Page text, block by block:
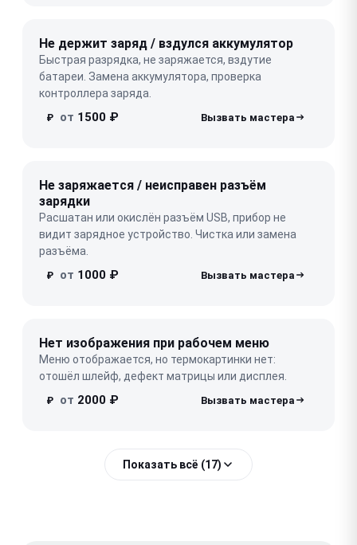
Не держит заряд / вздулся аккумулятор
Быстрая разрядка, не заряжается, вздутие
батареи. Замена аккумулятора, проверка
контроллера заряда.
₽ от 1500 ₽
Не заряжается / неисправен разъём
зарядки
Расшатан или окислён разъём USB, прибор не
видит зарядное устройство. Чистка или замена
разъёма.
₽ от 1000 ₽
Нет изображения при рабочем меню
Меню отображается, но термокартинки нет:
отошёл шлейф, дефект матрицы или дисплея.
₽ от 2000 ₽
Показать всё (17)